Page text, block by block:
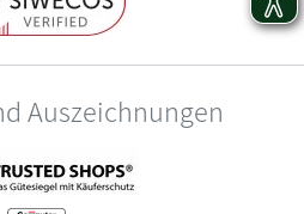
Auszeichnungen